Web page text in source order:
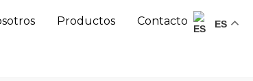
Productos Contacto ES